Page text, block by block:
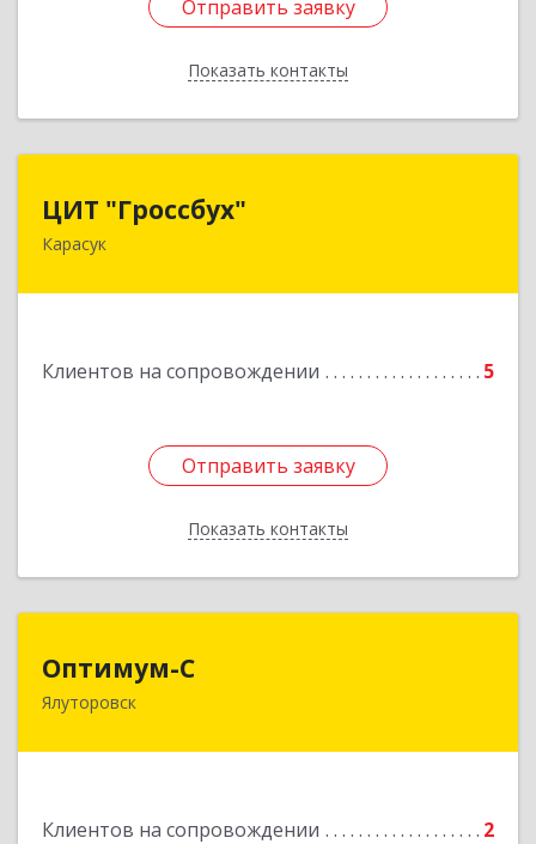
Отправить заявку
Показать контакты
Отправить заявку
Назад
ЦИТ "Гроссбух"
Карасук
Клиентов на сопровождении 5
Отправить заявку
Показать контакты
632861, Новосибирская обл, Карасукский р-н,
Отправить заявку
Назад
Оптимум-С
Ялуторовск
Клиентов на сопровождении 2